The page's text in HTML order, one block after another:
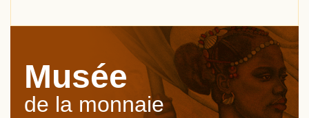
Musée
de la monnaie